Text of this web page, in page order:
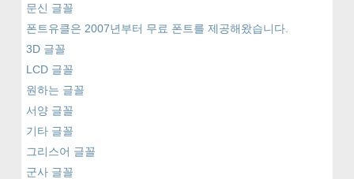
문신 글꼴
폰트유클은 2007년부터 무료 폰트를 제공해왔습니다.
3D 글꼴
LCD 글꼴
원하는 글꼴
서양 글꼴
기타 글꼴
그리스어 글꼴
군사 글꼴